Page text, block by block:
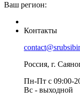
Ваш регион:
Контакты
Россия, г.
Пн-Пт с 09:00-
Вс - выходной